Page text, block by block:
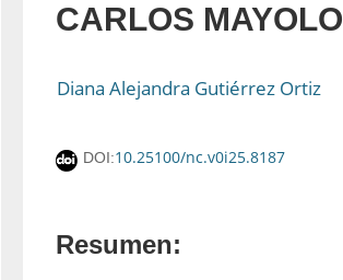
CARLOS MAYOLO
Diana Alejandra Gutiérrez Ortiz
DOI:10.25100/nc.v0i25.8187
Resumen: